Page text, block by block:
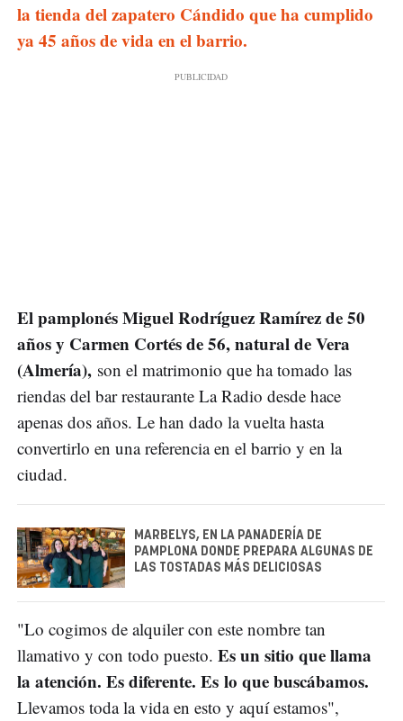
la tienda del zapatero Cándido que ha cumplido
ya 45 años de vida en el barrio.
El pamplonés Miguel Rodríguez Ramírez de 50
años y Carmen Cortés de 56, natural de Vera
(Almería), son el matrimonio que ha tomado las
riendas del bar restaurante La Radio desde hace
apenas dos años. Le han dado la vuelta hasta
convertirlo en una referencia en el barrio y en la
ciudad.
MARBELYS, EN LA PANADERÍA DE
PAMPLONA DONDE PREPARA ALGUNAS DE
LAS TOSTADAS MÁS DELICIOSAS
"Lo cogimos de alquiler con este nombre tan
llamativo y con todo puesto. Es un sitio que llama
la atención. Es diferente. Es lo que buscábamos.
Llevamos toda la vida en esto y aquí estamos",